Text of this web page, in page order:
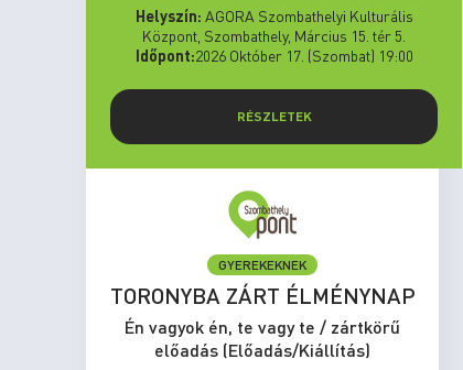
Helyszín: AGORA Szombathelyi Kulturális
Központ, Szombathely, Március 15. tér 5.
Időpont:2026 Október 17. (Szombat) 19:00
RÉSZLETEK
GYEREKEKNEK
TORONYBA ZÁRT ÉLMÉNYNAP
Én vagyok én, te vagy te / zártkörű
előadás (Előadás/Kiállítás)